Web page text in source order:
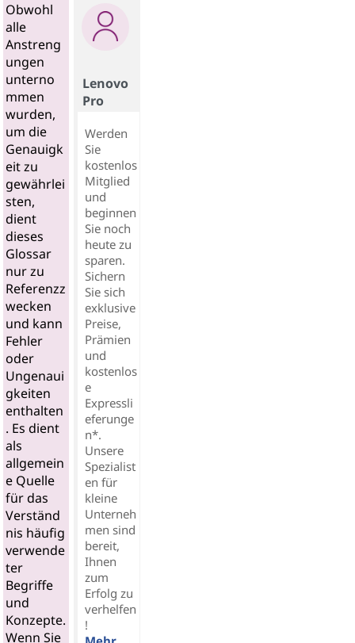
Obwohl
alle
Anstreng
ungen
unterno
mmen
wurden,
um die
Genauigk
eit zu
gewährlei
sten,
dient
dieses
Glossar
nur zu
Referenzz
wecken
und kann
Fehler
oder
Ungenaui
gkeiten
enthalten
. Es dient
als
allgemein
e Quelle
für das
Verständ
nis häufig
verwende
ter
Begriffe
und
Konzepte.
Wenn Sie
Lenovo
Pro
Werden
Sie
kostenlos
Mitglied
und
beginnen
Sie noch
heute zu
sparen.
Sichern
Sie sich
exklusive
Preise,
Prämien
und
kostenlos
e
Expressli
eferunge
n*.
Unsere
Spezialist
en für
kleine
Unterneh
men sind
bereit,
Ihnen
zum
Erfolg zu
verhelfen
!